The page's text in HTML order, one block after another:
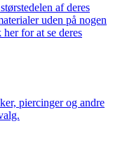
af deres
uden på nogen
for at se deres
piercinger og andre